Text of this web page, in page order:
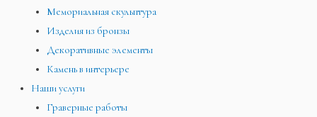
Мемориальная скульптура
Изделия из бронзы
Декоративные элементы
Камень в интерьере
Наши услуги
Граверные работы